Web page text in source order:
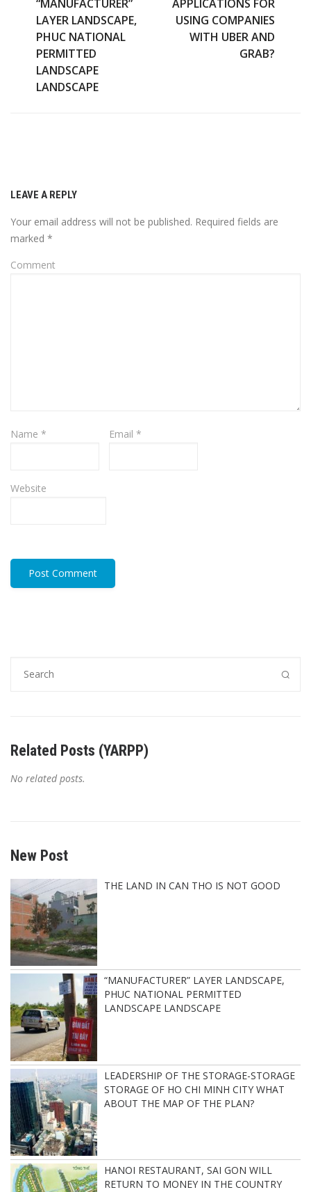
“MANUFACTURER”
LAYER LANDSCAPE,
PHUC NATIONAL
PERMITTED
LANDSCAPE
LANDSCAPE
APPLICATIONS FOR
USING COMPANIES
WITH UBER AND
GRAB?
LEAVE A REPLY
Your email address will not be published. Required fields are
marked *
Comment
Name * Email *
Website
Related Posts (YARPP)
No related posts.
New Post
THE LAND IN CAN THO IS NOT GOOD
“MANUFACTURER” LAYER LANDSCAPE,
PHUC NATIONAL PERMITTED
LANDSCAPE LANDSCAPE
LEADERSHIP OF THE STORAGE-STORAGE
STORAGE OF HO CHI MINH CITY WHAT
ABOUT THE MAP OF THE PLAN?
HANOI RESTAURANT, SAI GON WILL
RETURN TO MONEY IN THE COUNTRY